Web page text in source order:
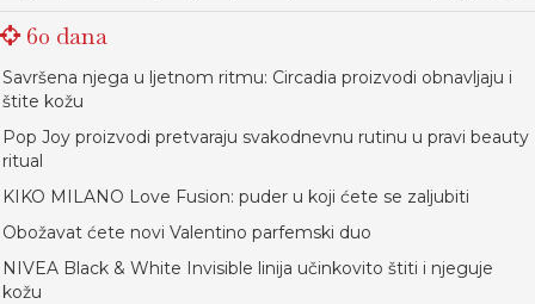
60 dana
Savršena njega u ljetnom ritmu: Circadia proizvodi obnavljaju i
štite kožu
Pop Joy proizvodi pretvaraju svakodnevnu rutinu u pravi beauty
ritual
KIKO MILANO Love Fusion: puder u koji ćete se zaljubiti
Obožavat ćete novi Valentino parfemski duo
NIVEA Black & White Invisible linija učinkovito štiti i njeguje
kožu